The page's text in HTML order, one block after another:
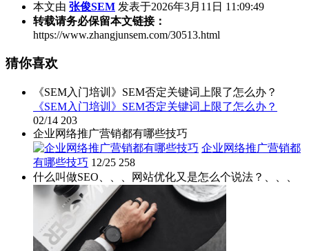
本文由 张俊SEM 发表于2026年3月11日 11:09:49
转载请务必保留本文链接：
https://www.zhangjunsem.com/30513.html
猜你喜欢
《SEM入门培训》SEM否定关键词上限了怎么办？
《SEM入门培训》SEM否定关键词上限了怎么办？
02/14 203
企业网络推广营销都有哪些技巧
企业网络推广营销都
有哪些技巧 12/25 258
什么叫做SEO、、、网站优化又是怎么个说法？、、、